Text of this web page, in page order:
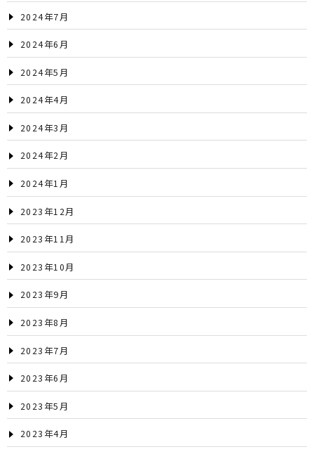
2024年7月
2024年6月
2024年5月
2024年4月
2024年3月
2024年2月
2024年1月
2023年12月
2023年11月
2023年10月
2023年9月
2023年8月
2023年7月
2023年6月
2023年5月
2023年4月